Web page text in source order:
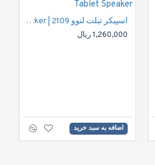
اسپیکر تبلت لنوو 2109 | Lenovo IdeaTab S2109A-F Tablet Speaker
1,260,000 ریال
اضافه به سبد خرید